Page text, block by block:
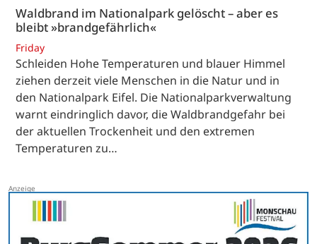
Waldbrand im Nationalpark gelöscht – aber es
bleibt »brandgefährlich«
Friday
Schleiden Hohe Temperaturen und blauer Himmel
ziehen derzeit viele Menschen in die Natur und in
den Nationalpark Eifel. Die Nationalparkverwaltung
warnt eindringlich davor, die Waldbrandgefahr bei
der aktuellen Trockenheit und den extremen
Temperaturen zu…